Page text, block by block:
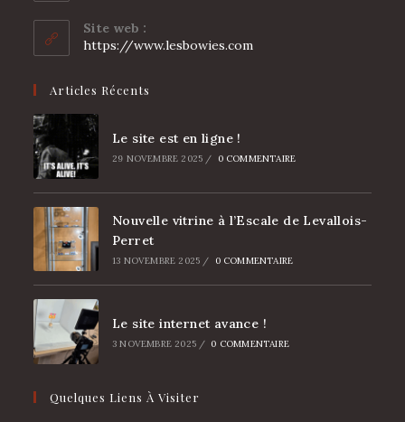
Site web :
https://www.lesbowies.com
Articles Récents
Le site est en ligne !
29 NOVEMBRE 2025 / 0 COMMENTAIRE
Nouvelle vitrine à l’Escale de Levallois-
Perret
13 NOVEMBRE 2025 / 0 COMMENTAIRE
Le site internet avance !
3 NOVEMBRE 2025 / 0 COMMENTAIRE
Quelques Liens À Visiter